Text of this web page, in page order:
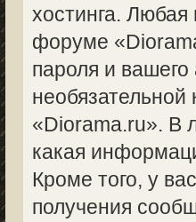
хостинга.
форуме
пароля и
«Diorama.ru». В
какая
Кроме того, у
получения